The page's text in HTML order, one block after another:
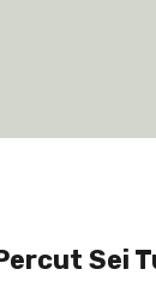
Sei